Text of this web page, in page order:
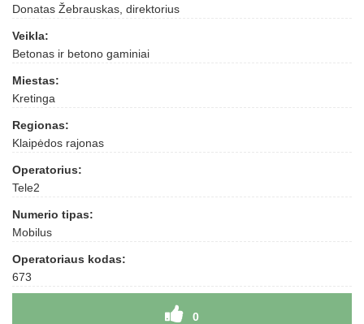
Donatas Žebrauskas, direktorius
Veikla:
Betonas ir betono gaminiai
Miestas:
Kretinga
Regionas:
Klaipėdos rajonas
Operatorius:
Tele2
Numerio tipas:
Mobilus
Operatoriaus kodas:
673
0